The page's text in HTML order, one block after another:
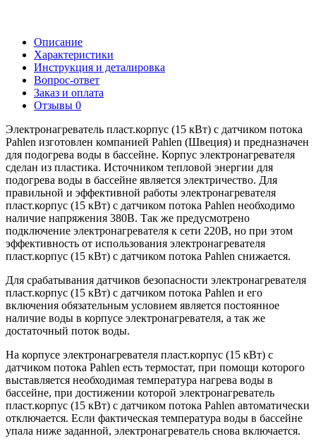
Описание
Характеристики
Инструкция и деталировка
Вопрос-ответ
Заказ и оплата
Отзывы 0
Электронагреватель пласт.корпус (15 кВт) с датчиком потока
Pahlen изготовлен компанией Pahlen (Швеция) и предназначен
для подогрева воды в бассейне. Корпус электронагревателя
сделан из пластика. Источником тепловой энергии для
подогрева воды в бассейне является электричество. Для
правильной и эффективной работы электронагревателя
пласт.корпус (15 кВт) с датчиком потока Pahlen необходимо
наличие напряжения 380В. Так же предусмотрено
подключение электронагревателя к сети 220В, но при этом
эффективность от использования электронагревателя
пласт.корпус (15 кВт) с датчиком потока Pahlen снижается.
Для срабатывания датчиков безопасности электронагревателя
пласт.корпус (15 кВт) с датчиком потока Pahlen и его
включения обязательным условием является постоянное
наличие воды в корпусе электронагревателя, а так же
достаточный поток воды.
На корпусе электронагревателя пласт.корпус (15 кВт) с
датчиком потока Pahlen есть термостат, при помощи которого
выставляется необходимая температура нагрева воды в
бассейне, при достижении которой электронагреватель
пласт.корпус (15 кВт) с датчиком потока Pahlen автоматически
отключается. Если фактическая температура воды в бассейне
упала ниже заданной, электронагреватель снова включается.